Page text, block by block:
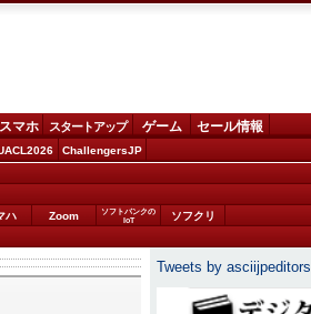
スマホ スタートアップ ゲーム セール情報
ChallengersJP
ハ Zoom
ソフトバンクの
IoT
ソフクリ
Tweets by asciijpeditors